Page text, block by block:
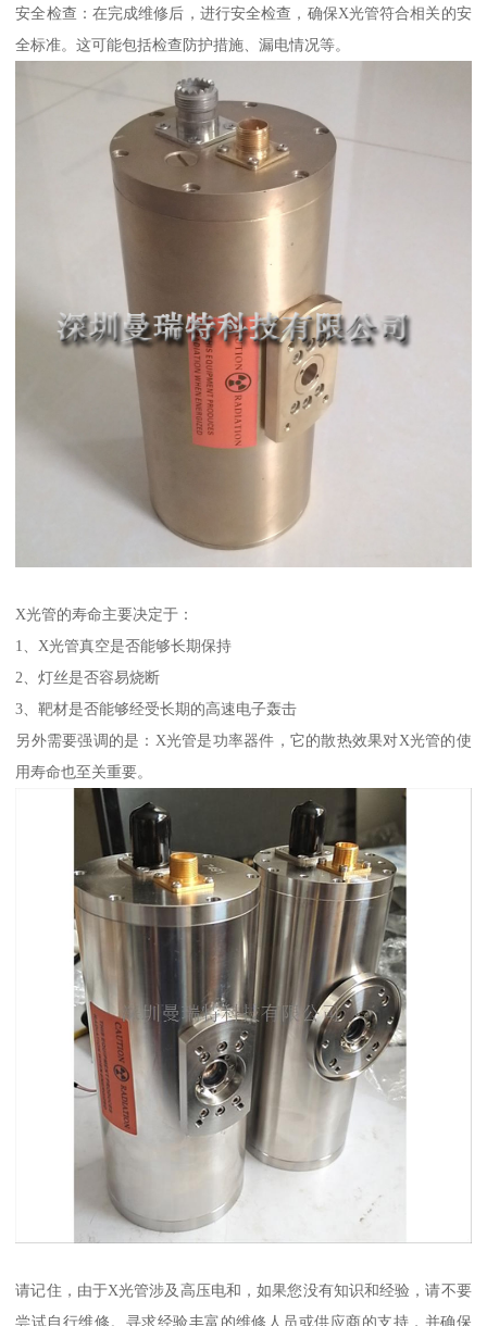
安全检查：在完成维修后，进行安全检查，确保X光管符合相关的安
全标准。这可能包括检查防护措施、漏电情况等。
X光管的寿命主要决定于：
1、X光管真空是否能够长期保持
2、灯丝是否容易烧断
3、靶材是否能够经受长期的高速电子轰击
另外需要强调的是：X光管是功率器件，它的散热效果对X光管的使
用寿命也至关重要。
请记住，由于X光管涉及高压电和，如果您没有知识和经验，请不要
尝试自行维修。寻求经验丰富的维修人员或供应商的支持，并确保